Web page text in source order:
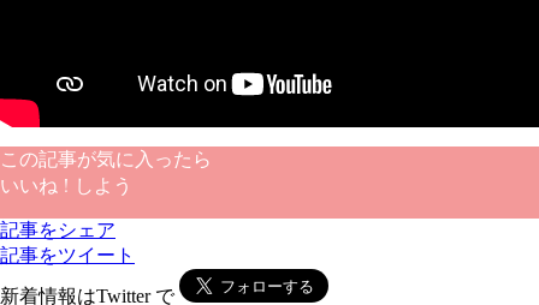
この記事が気に入ったら
いいね ! しよう
記事をシェア
記事をツイート
新着情報はTwitter で